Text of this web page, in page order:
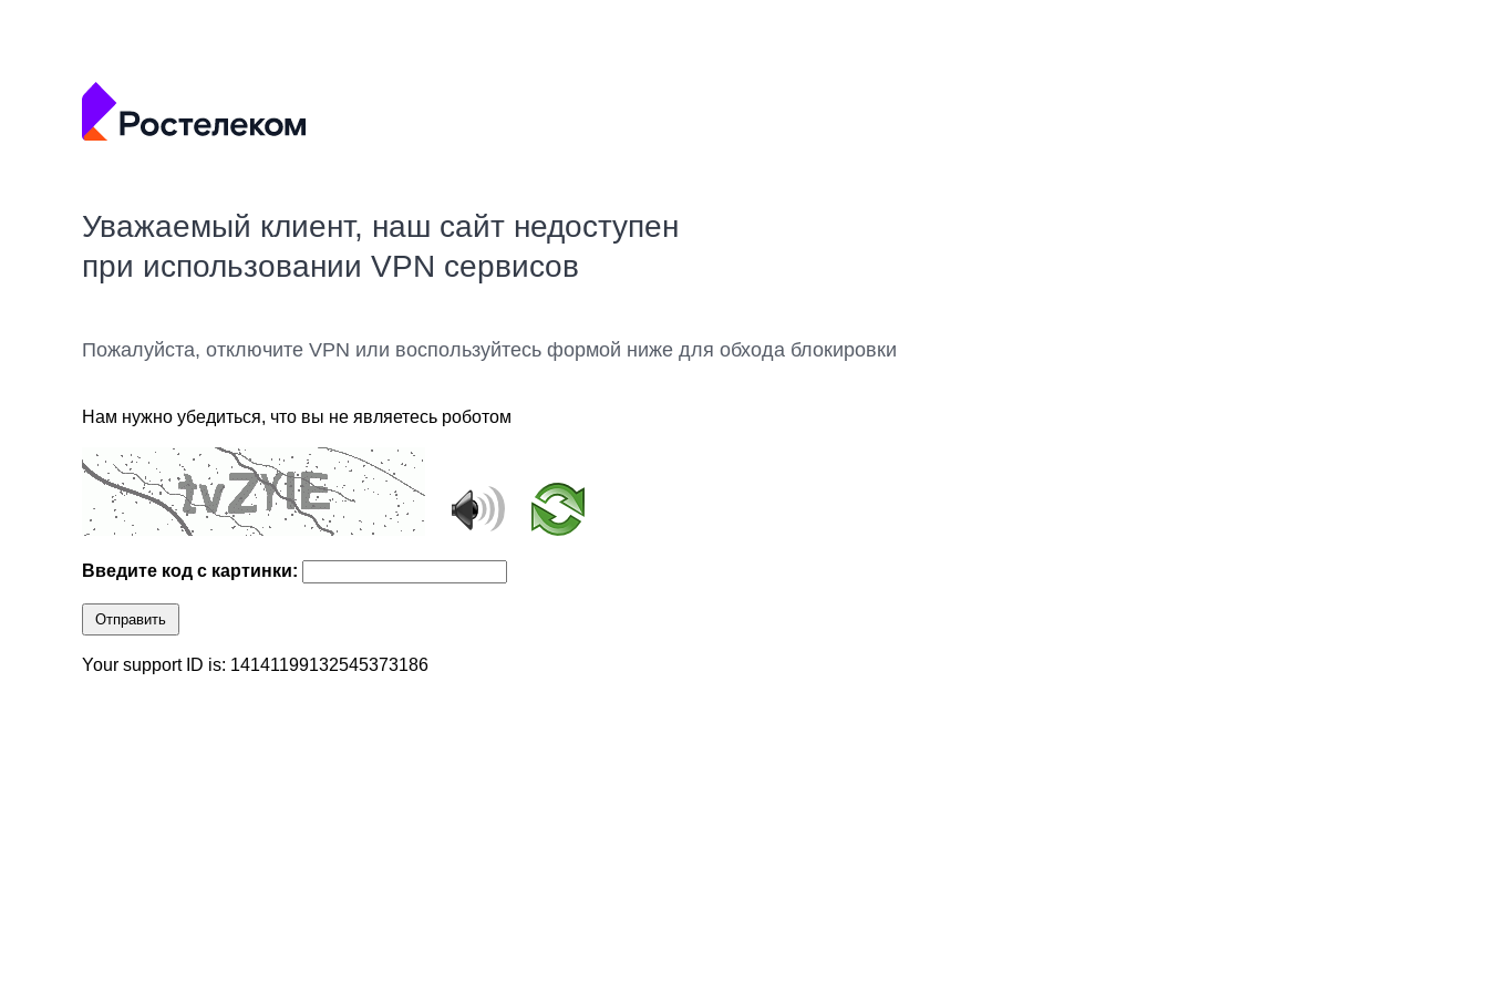
Уважаемый клиент, наш сайт недоступен
при использовании VPN сервисов
Пожалуйста, отключите VPN или воспользуйтесь формой ниже для обхода блокировки
Нам нужно убедиться, что вы не являетесь роботом
Введите код с картинки:
Отправить
Your support ID is: 14141199132545373186